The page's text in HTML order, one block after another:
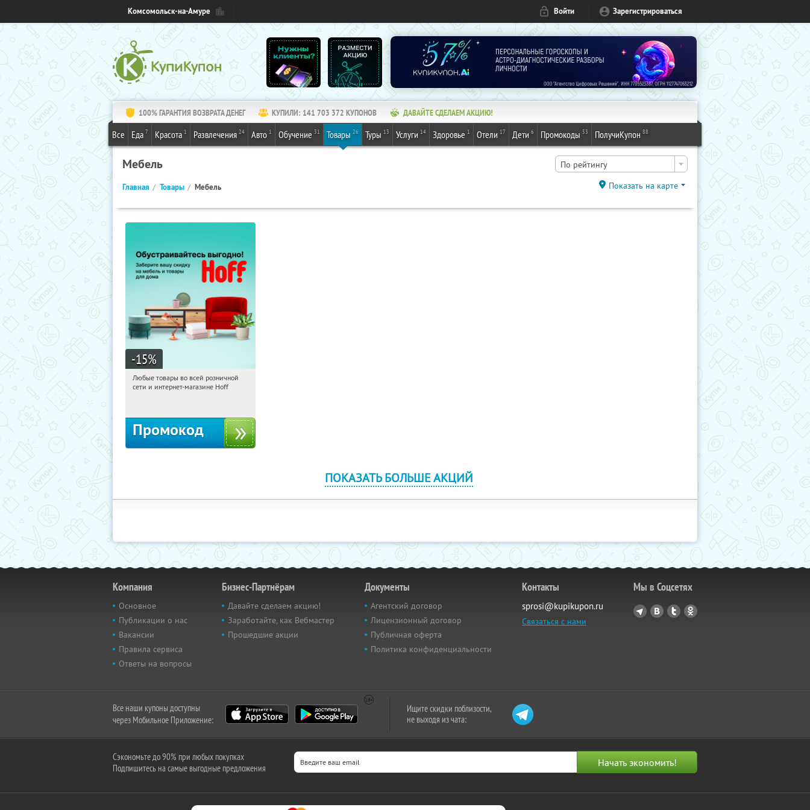
Комсомольск-на-Амуре Войти Зарегистрироваться
100% ГАРАНТИЯ ВОЗВРАТА ДЕНЕГ КУПИЛИ: 141 703 372 КУПОНОВ ДАВАЙТЕ СДЕЛАЕМ АКЦИЮ!
Все Еда 7 Красота 1 Развлечения 24 Авто 1 Обучение 31 Товары 26 Туры 13 Услуги 14 Здоровье 1 Отели 17 Дети 6 Промокоды 53 ПолучиКупон 88
Мебель По рейтингу
Главная Товары Мебель Показать на карте
-15%
06:43:25 Получили:
Любые товары во всей розничной
сети и интернет-магазине Hoff
Промокод
ПОКАЗАТЬ БОЛЬШЕ АКЦИЙ
Компания
Основное
Публикации о нас
Вакансии
Правила сервиса
Ответы на вопросы
Бизнес-Партнёрам
Давайте сделаем акцию!
Заработайте, как Вебмастер
Прошедшие акции
Документы
Агентский договор
Лицензионный договор
Публичная оферта
Политика конфиденциальности
Контакты
sprosi@kupikupon.ru
Связаться с нами
Мы в Соцсетях
Все наши купоны доступны
через Мобильное Приложение:
Ищите скидки поблизости,
не выходя из чата:
Сэкономьте до 90% при любых покупках
Подпишитесь на самые выгодные предложения